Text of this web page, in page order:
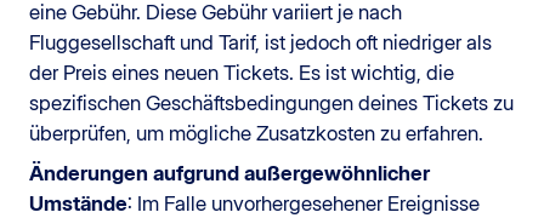
eine Gebühr. Diese Gebühr variiert je nach
Fluggesellschaft und Tarif, ist jedoch oft niedriger als
der Preis eines neuen Tickets. Es ist wichtig, die
spezifischen Geschäftsbedingungen deines Tickets zu
überprüfen, um mögliche Zusatzkosten zu erfahren.
Änderungen aufgrund außergewöhnlicher
Umstände: Im Falle unvorhergesehener Ereignisse